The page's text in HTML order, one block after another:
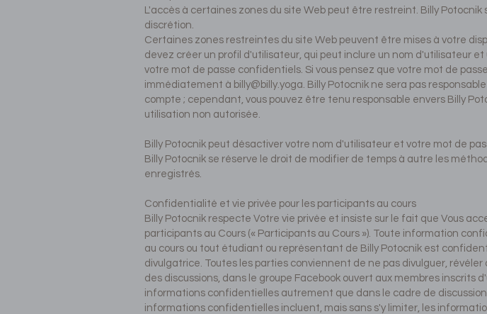
L'accès à certaines zones du site Web peut être restreint. Billy
discrétion.
Certaines zones restreintes du site Web peuvent être mises à votre
devez créer un profil d'utilisateur, qui peut inclure un nom d'utilisateur
votre mot de passe confidentiels. Si vous pensez que votre mot de
immédiatement à billy@billy.yoga. Billy Potocnik ne sera pas
compte ; cependant, vous pouvez être tenu responsable envers Billy
utilisation non autorisée.
Billy Potocnik peut désactiver votre nom d'utilisateur et votre mot de
Billy Potocnik se réserve le droit de modifier de temps à autre les
enregistrés.
Confidentialité et vie privée pour les participants au cours
Billy Potocnik respecte Votre vie privée et insiste sur le fait que Vous
participants au Cours (« Participants au Cours »). Toute information
au cours ou tout étudiant ou représentant de Billy Potocnik est
divulgatrice. Toutes les parties conviennent de ne pas divulguer,
des discussions, dans le groupe Facebook ouvert aux membres inscrits
informations confidentielles autrement que dans le cadre de
informations confidentielles incluent, mais sans s'y limiter, les